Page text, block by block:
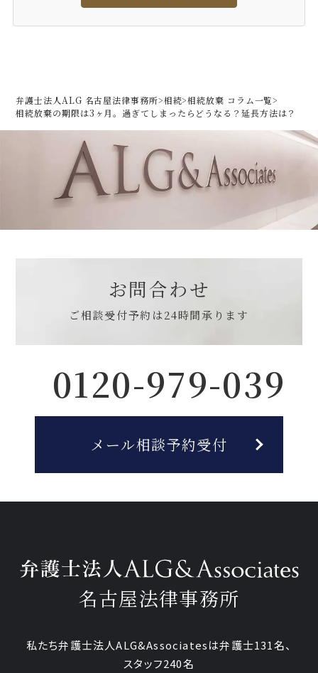
弁護士法人ALG 名古屋法律事務所>相続>相続放棄 コラム一覧>
相続放棄の期限は3ヶ月。過ぎてしまったらどうなる？延長方法は？
お問合わせ
ご相談受付予約は24時間承ります
0120-979-039
メール相談予約受付
名古屋法律事務所
私たち弁護士法人ALG&Associatesは弁護士131名、
スタッフ240名